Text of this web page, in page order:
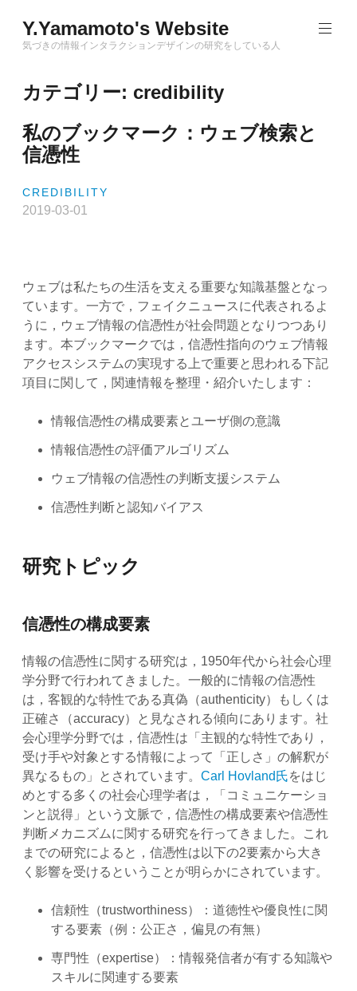
to
content
Y.Yamamoto's Website
気づきの情報インタラクションデザインの研究をしている人
カテゴリー: credibility
私のブックマーク：ウェブ検索と
信憑性
CREDIBILITY
2019-03-01
ウェブは私たちの生活を支える重要な知識基盤となっ
ています。一方で，フェイクニュースに代表されるよ
うに，ウェブ情報の信憑性が社会問題となりつつあり
ます。本ブックマークでは，信憑性指向のウェブ情報
アクセスシステムの実現する上で重要と思われる下記
項目に関して，関連情報を整理・紹介いたします：
情報信憑性の構成要素とユーザ側の意識
情報信憑性の評価アルゴリズム
ウェブ情報の信憑性の判断支援システム
信憑性判断と認知バイアス
研究トピック
信憑性の構成要素
情報の信憑性に関する研究は，1950年代から社会心理
学分野で行われてきました。一般的に情報の信憑性
は，客観的な特性である真偽（authenticity）もしくは
正確さ（accuracy）と見なされる傾向にあります。社
会心理学分野では，信憑性は「主観的な特性であり，
受け手や対象とする情報によって「正しさ」の解釈が
異なるもの」とされています。Carl Hovland氏をはじ
めとする多くの社会心理学者は，「コミュニケーショ
ンと説得」という文脈で，信憑性の構成要素や信憑性
判断メカニズムに関する研究を行ってきました。これ
までの研究によると，信憑性は以下の2要素から大き
く影響を受けるということが明らかにされています。
信頼性（trustworthiness）：道徳性や優良性に関
する要素（例：公正さ，偏見の有無）
専門性（expertise）：情報発信者が有する知識や
スキルに関連する要素